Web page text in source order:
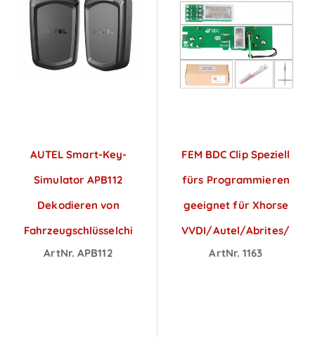
AUTEL Smart-Key-
Simulator APB112
Dekodieren von
Fahrzeugschlüsselchipdaten
ArtNr. APB112
FEM BDC Clip Speziell
fürs Programmieren
geeignet für Xhorse
VVDI/Autel/Abrites/
ArtNr. 1163